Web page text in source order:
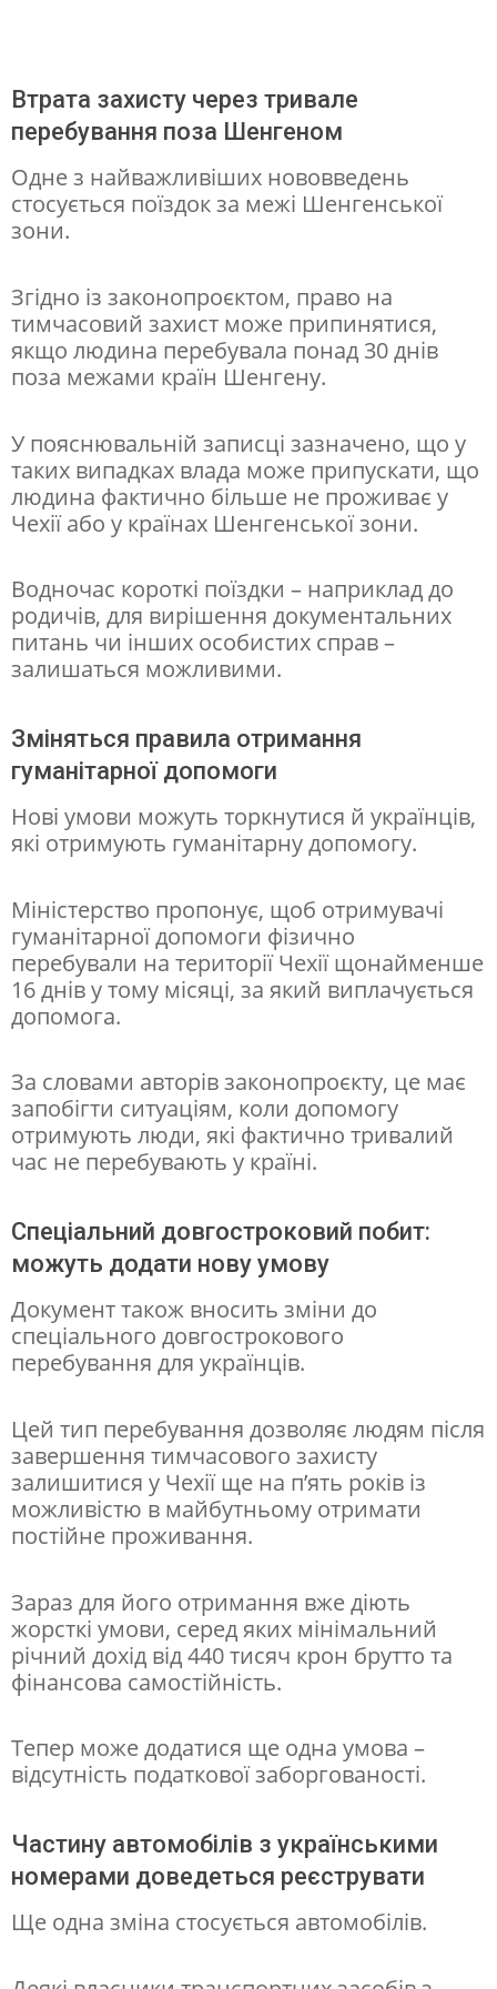
ь
в
т
р
а
т
и
т
и
и
м
ч
с
о
в
й
з
а
х
с
т
ч
е
е
з
н
в
і
п
р
в
и
л
а
к
о
м
у
ц
е
а
г
р
Втрата захисту через тривале
перебування поза Шенгеном
Одне з найважливіших нововведень
стосується поїздок за межі Шенгенської
зони.
Згідно із законопроєктом, право на
тимчасовий захист може припинятися,
якщо людина перебувала понад 30 днів
поза межами країн Шенгену.
У пояснювальній записці зазначено, що у
таких випадках влада може припускати, що
людина фактично більше не проживає у
Чехії або у країнах Шенгенської зони.
Водночас короткі поїздки – наприклад до
родичів, для вирішення документальних
питань чи інших особистих справ –
залишаться можливими.
Зміняться правила отримання
гуманітарної допомоги
Нові умови можуть торкнутися й українців,
які отримують гуманітарну допомогу.
Міністерство пропонує, щоб отримувачі
гуманітарної допомоги фізично
перебували на території Чехії щонайменше
16 днів у тому місяці, за який виплачується
допомога.
За словами авторів законопроєкту, це має
запобігти ситуаціям, коли допомогу
отримують люди, які фактично тривалий
час не перебувають у країні.
Спеціальний довгостроковий побит:
можуть додати нову умову
Документ також вносить зміни до
спеціального довгострокового
перебування для українців.
Цей тип перебування дозволяє людям після
завершення тимчасового захисту
залишитися у Чехії ще на п’ять років із
можливістю в майбутньому отримати
постійне проживання.
Зараз для його отримання вже діють
жорсткі умови, серед яких мінімальний
річний дохід від 440 тисяч крон брутто та
фінансова самостійність.
Тепер може додатися ще одна умова –
відсутність податкової заборгованості.
Частину автомобілів з українськими
номерами доведеться реєструвати
Ще одна зміна стосується автомобілів.